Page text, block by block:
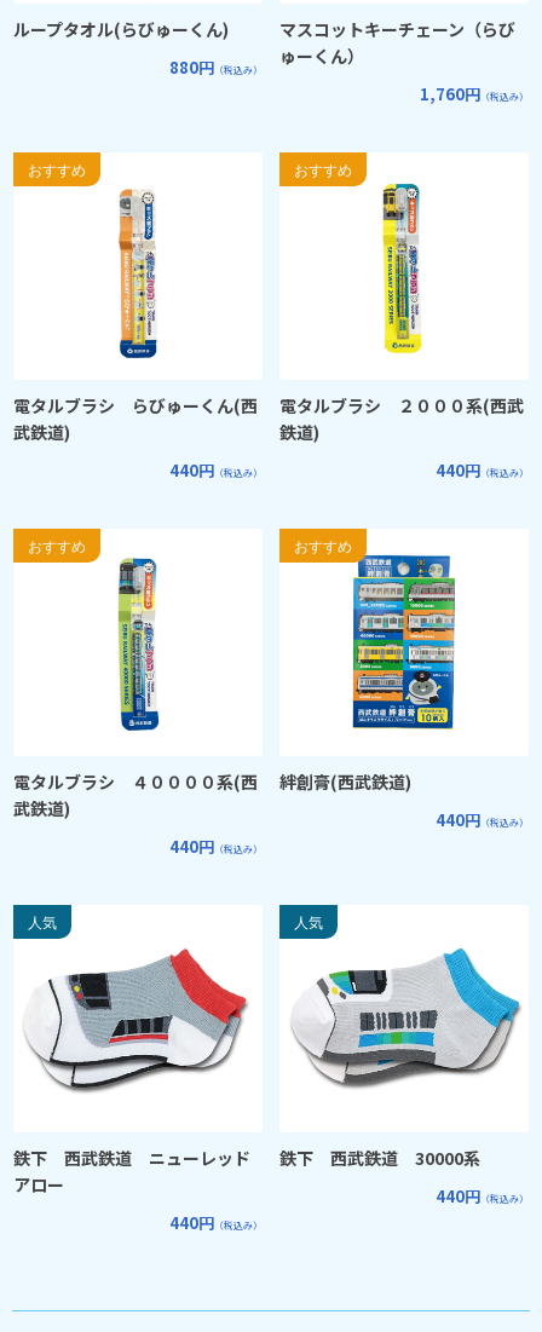
ループタオル(らびゅーくん)
880円 （税込み）
マスコットキーチェーン（らび
ゅーくん）
1,760円 （税込み）
電タルブラシ らびゅーくん(西
武鉄道)
440円 （税込み）
電タルブラシ ２０００系(西武
鉄道)
440円 （税込み）
電タルブラシ ４００００系(西
武鉄道)
440円 （税込み）
絆創膏(西武鉄道)
440円 （税込み）
鉄下 西武鉄道 ニューレッド
アロー
440円 （税込み）
鉄下 西武鉄道 30000系
440円 （税込み）